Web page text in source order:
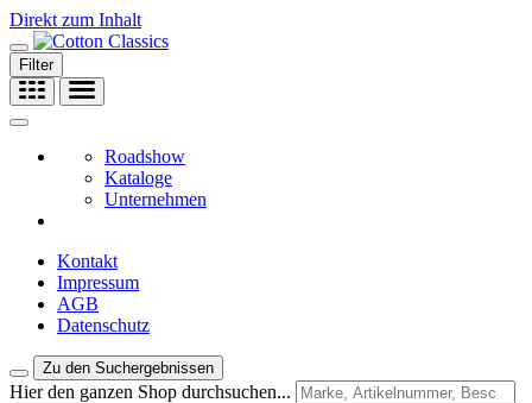
Direkt zum Inhalt
Filter
Roadshow
Kataloge
Unternehmen
Kontakt
Impressum
AGB
Datenschutz
Zu den Suchergebnissen
Hier den ganzen Shop durchsuchen...